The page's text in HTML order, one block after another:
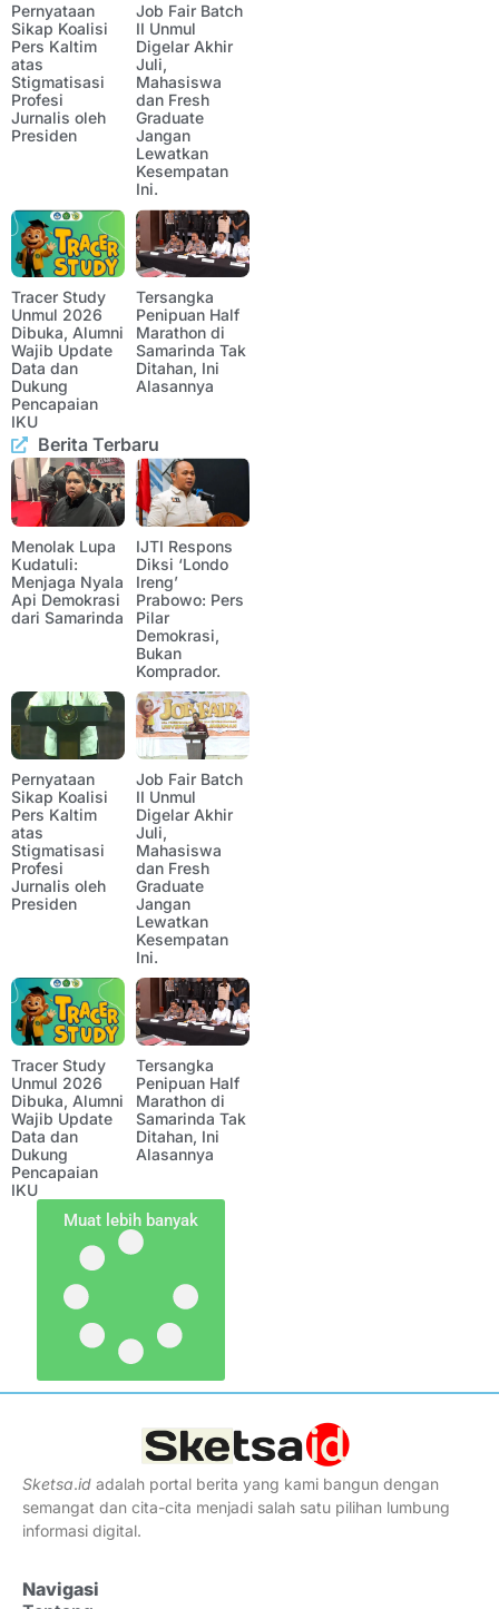
Pernyataan
Sikap Koalisi
Pers Kaltim
atas
Stigmatisasi
Profesi
Jurnalis oleh
Presiden
Job Fair Batch
II Unmul
Digelar Akhir
Juli,
Mahasiswa
dan Fresh
Graduate
Jangan
Lewatkan
Kesempatan
Ini.
Tracer Study
Unmul 2026
Dibuka, Alumni
Wajib Update
Data dan
Dukung
Pencapaian
IKU
Tersangka
Penipuan Half
Marathon di
Samarinda Tak
Ditahan, Ini
Alasannya
Berita Terbaru
Menolak Lupa
Kudatuli:
Menjaga Nyala
Api Demokrasi
dari Samarinda
IJTI Respons
Diksi ‘Londo
Ireng’
Prabowo: Pers
Pilar
Demokrasi,
Bukan
Komprador.
Pernyataan
Sikap Koalisi
Pers Kaltim
atas
Stigmatisasi
Profesi
Jurnalis oleh
Presiden
Job Fair Batch
II Unmul
Digelar Akhir
Juli,
Mahasiswa
dan Fresh
Graduate
Jangan
Lewatkan
Kesempatan
Ini.
Tracer Study
Unmul 2026
Dibuka, Alumni
Wajib Update
Data dan
Dukung
Pencapaian
IKU
Tersangka
Penipuan Half
Marathon di
Samarinda Tak
Ditahan, Ini
Alasannya
Muat lebih banyak
Sketsa.id adalah portal berita yang kami bangun dengan
semangat dan cita-cita menjadi salah satu pilihan lumbung
informasi digital.
Navigasi